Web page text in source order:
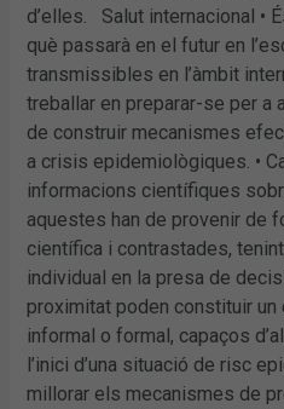
d’elles. Salut internacional •
què passarà en el futur en
transmissibles en l’àmbit
treballar en preparar-se per a
de construir mecanismes
a crisis epidemiològiques. •
informacions científiques
aquestes han de provenir de
científica i contrastades,
individual en la presa de
proximitat poden constituir un
informal o formal, capaços
l’inici d’una situació de risc
millorar els mecanismes de